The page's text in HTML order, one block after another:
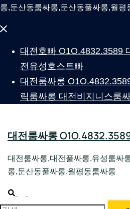
롱,둔산동룸싸롱,둔산동풀싸롱,월평
Close
대전호빠 O1O.4832.3589
전유성호스트빠
대전룸싸롱
릭룸싸롱 대전비지니스룸
대전룸싸롱
대전룸싸롱,대전풀싸롱,유성룸싸
롱,둔산동풀싸롱,월평동룸싸롱
Search
menu